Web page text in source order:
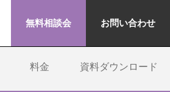
無料相談会 お問い合わせ
料金 資料ダウンロード